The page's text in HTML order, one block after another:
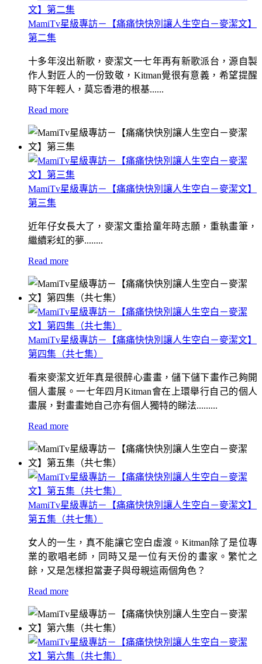
MamiTv星級專訪－【痛痛快快別讓人生空白－麥潔文】
第二集
十多年沒出新歌，麥潔文一七年再有新歌派台，源自製
作人對匠人的一份致敬，Kitman覺很有意義，希望提醒
時下年輕人，莫忘香港的根基......
Read more
MamiTv星級專訪－【痛痛快快別讓人生空白－麥潔文】
第三集
近年仔女長大了，麥潔文重拾童年時志願，重執畫筆，
繼續彩虹的夢........
Read more
MamiTv星級專訪－【痛痛快快別讓人生空白－麥潔文】
第四集（共七集）
看來麥潔文近年真是很醉心畫畫，儲下儲下畫作己夠開
個人畫展。一七年四月Kitman會在上環舉行自己的個人
畫展，對畫畫她自己亦有個人獨特的睇法.........
Read more
MamiTv星級專訪－【痛痛快快別讓人生空白－麥潔文】
第五集（共七集）
女人的一生，真不能讓它空白虛渡。Kitman除了是位專
業的歌唱老師，同時又是一位有天份的畫家。繁忙之
餘，又是怎樣担當妻子與母親這兩個角色？
Read more